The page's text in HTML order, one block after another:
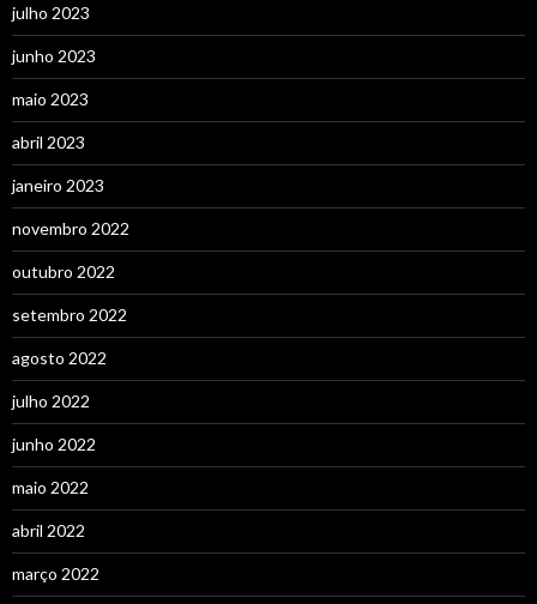
julho 2023
junho 2023
maio 2023
abril 2023
janeiro 2023
novembro 2022
outubro 2022
setembro 2022
agosto 2022
julho 2022
junho 2022
maio 2022
abril 2022
março 2022